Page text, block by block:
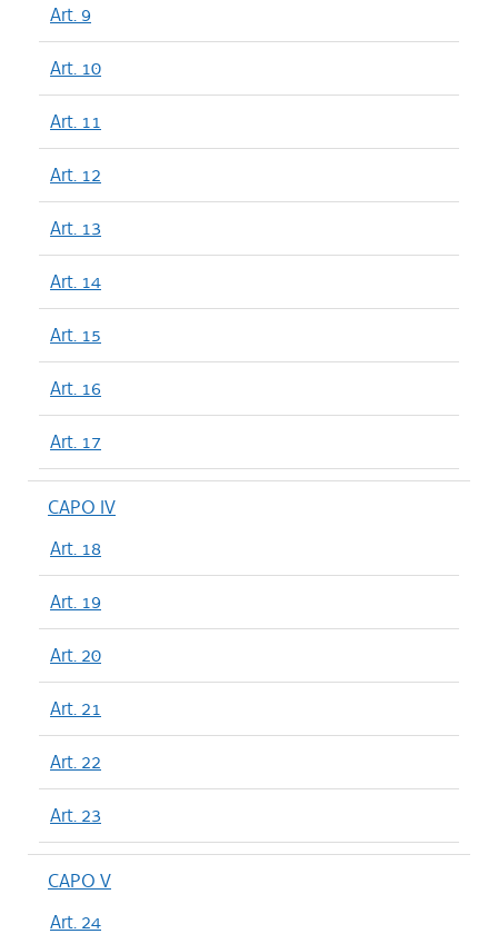
Art. 9
Art. 10
Art. 11
Art. 12
Art. 13
Art. 14
Art. 15
Art. 16
Art. 17
CAPO IV
Art. 18
Art. 19
Art. 20
Art. 21
Art. 22
Art. 23
CAPO V
Art. 24